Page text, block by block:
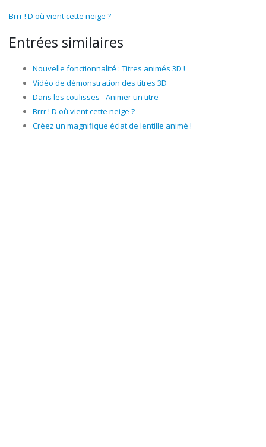
Brrr ! D'où vient cette neige ?
Entrées similaires
Nouvelle fonctionnalité : Titres animés 3D !
Vidéo de démonstration des titres 3D
Dans les coulisses - Animer un titre
Brrr ! D'où vient cette neige ?
Créez un magnifique éclat de lentille animé !